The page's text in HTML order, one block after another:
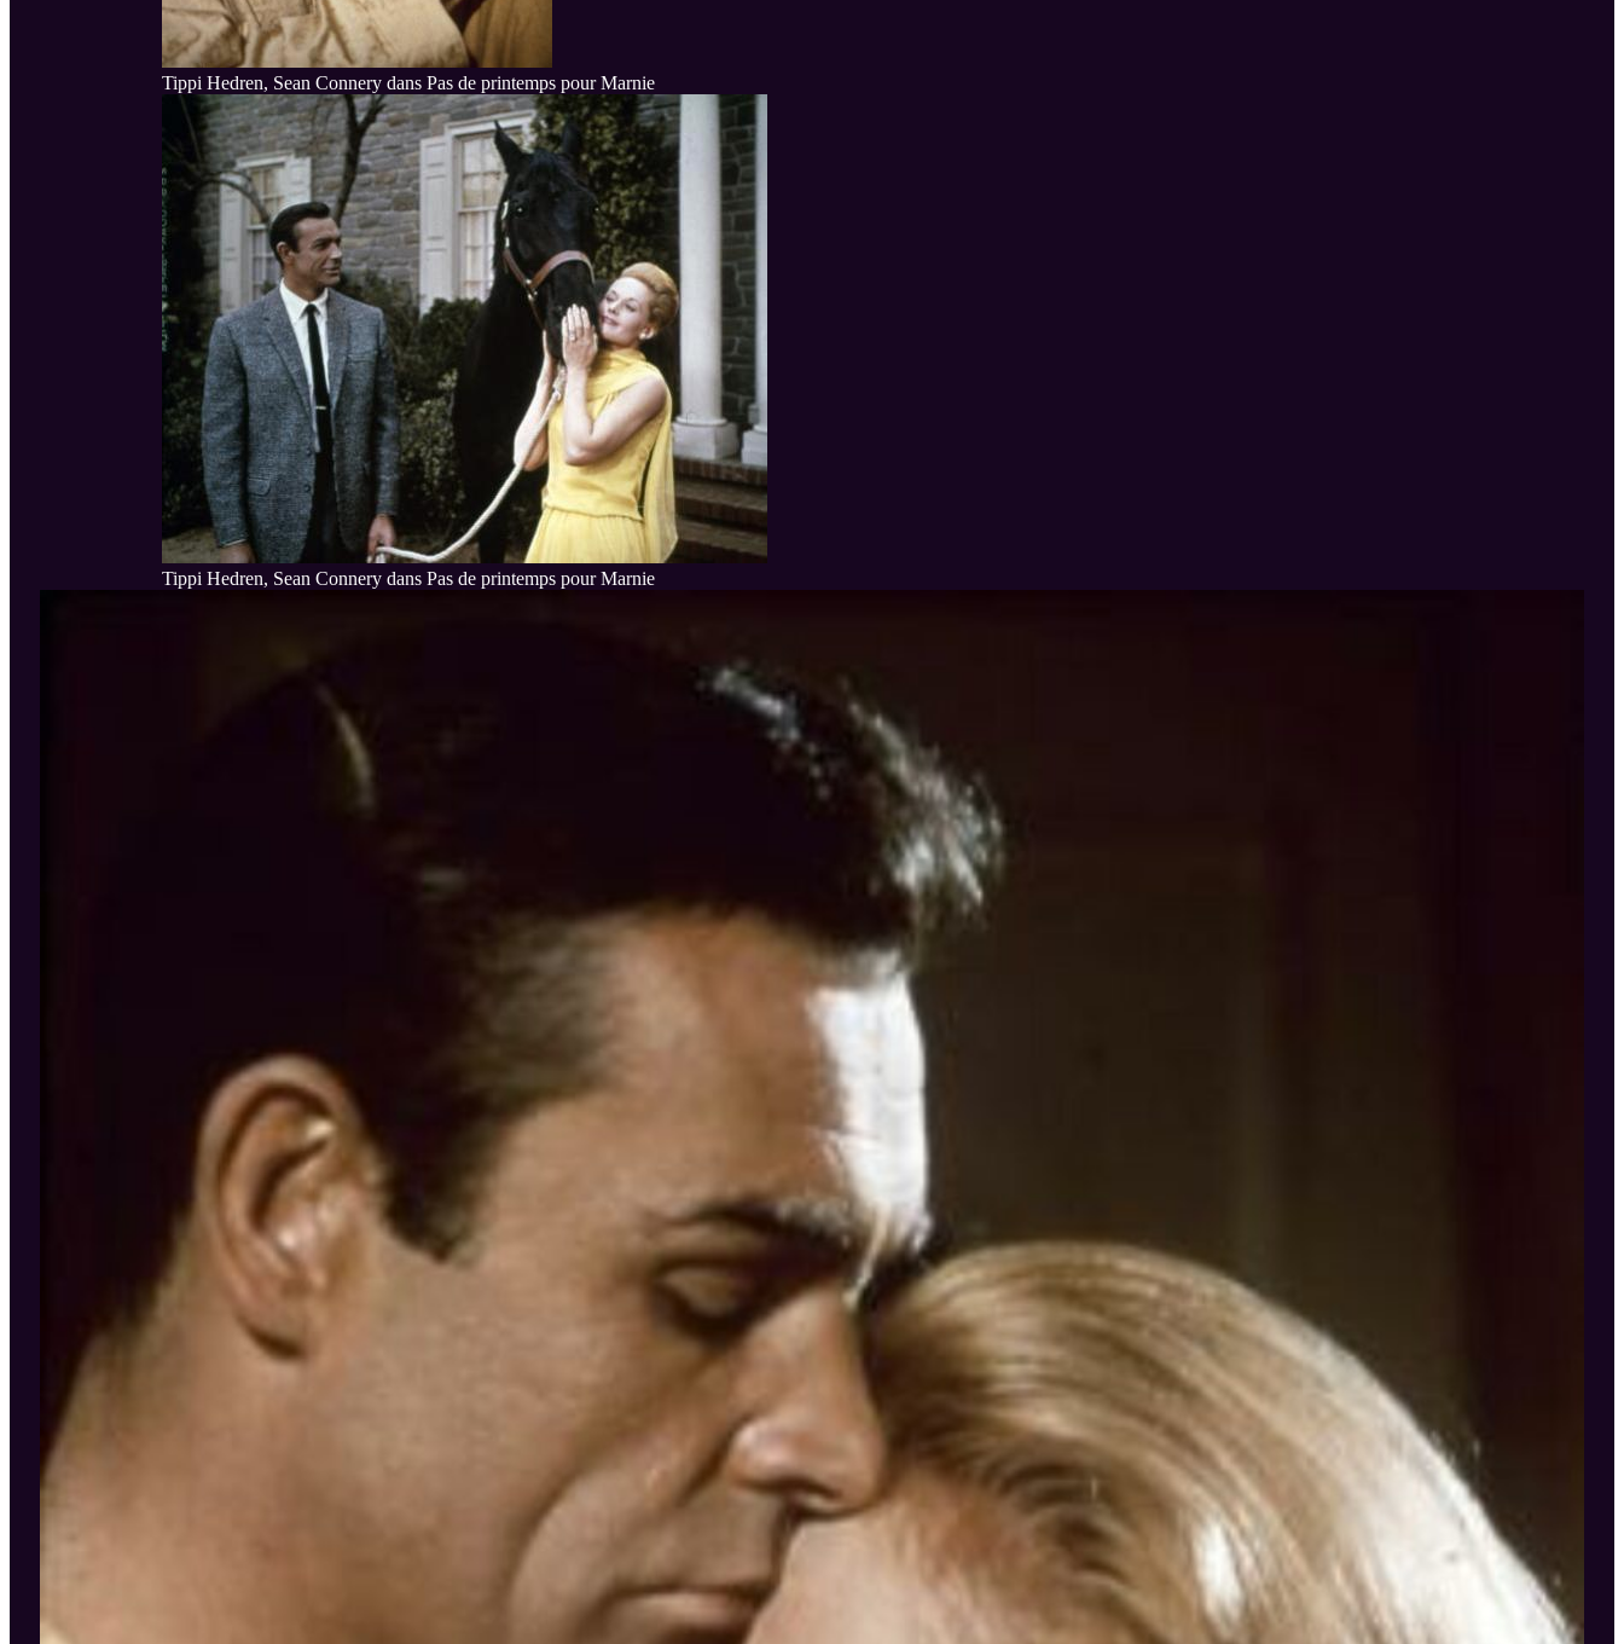
Tippi Hedren, Sean Connery dans Pas de printemps pour Marnie
Tippi Hedren, Sean Connery dans Pas de printemps pour Marnie